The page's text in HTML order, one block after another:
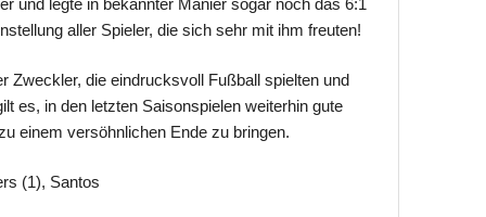
und legte in bekannter Manier sogar noch das 6:1
aller Spieler, die sich sehr mit ihm freuten!
Zweckler, die eindrucksvoll Fußball spielten und
es, in den letzten Saisonspielen weiterhin gute
einem versöhnlichen Ende zu bringen.
(1), Santos